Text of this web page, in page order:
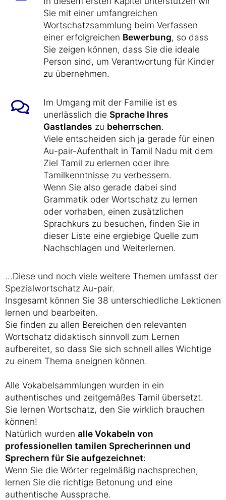
Sie mit einer umfangreichen
Wortschatzsammlung beim Verfassen
einer erfolgreichen Bewerbung, so dass
Sie zeigen können, dass Sie die ideale
Person sind, um Verantwortung für Kinder
zu übernehmen.
Im Umgang mit der Familie ist es
unerlässlich die Sprache Ihres
Gastlandes zu beherrschen.
Viele entscheiden sich ja gerade für einen
Au-pair-Aufenthalt in Tamil Nadu mit dem
Ziel Tamil zu erlernen oder ihre
Tamilkenntnisse zu verbessern.
Wenn Sie also gerade dabei sind
Grammatik oder Wortschatz zu lernen
oder vorhaben, einen zusätzlichen
Sprachkurs zu besuchen, finden Sie in
dieser Liste eine ergiebige Quelle zum
Nachschlagen und Weiterlernen.
...Diese und noch viele weitere Themen umfasst der
Spezialwortschatz Au-pair.
Insgesamt können Sie 38 unterschiedliche Lektionen
lernen und bearbeiten.
Sie finden zu allen Bereichen den relevanten
Wortschatz didaktisch sinnvoll zum Lernen
aufbereitet, so dass Sie sich schnell alles Wichtige
zu einem Thema aneignen können.
Alle Vokabelsammlungen wurden in ein
authentisches und zeitgemäßes Tamil übersetzt.
Sie lernen Wortschatz, den Sie wirklich brauchen
können!
Natürlich wurden alle Vokabeln von
professionellen tamilen Sprecherinnen und
Sprechern für Sie aufgezeichnet:
Wenn Sie die Wörter regelmäßig nachsprechen,
lernen Sie die richtige Betonung und eine
authentische Aussprache.